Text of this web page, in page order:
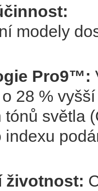
modely
Pro9™:
28 %
tónů světla
indexu
životnost: